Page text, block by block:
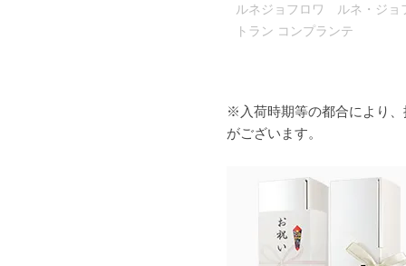
ルネジョフロワ ルネ・ジ
トラン コンプランテ
※入荷時期等の都合により
がございます。